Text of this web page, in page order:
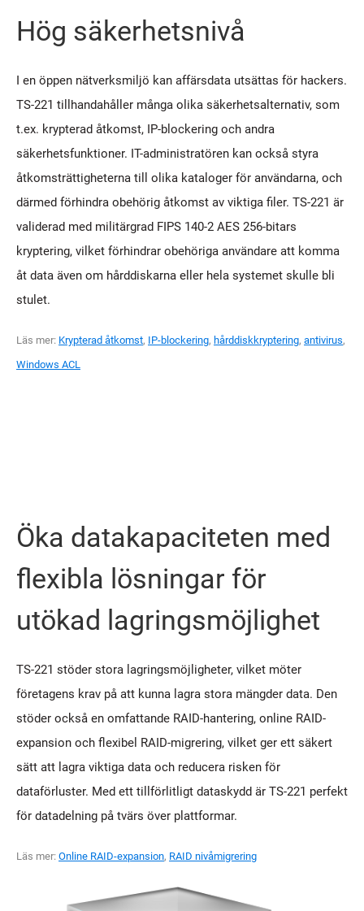
Hög säkerhetsnivå
I en öppen nätverksmiljö kan affärsdata utsättas för hackers.
TS-221 tillhandahåller många olika säkerhetsalternativ, som
t.ex. krypterad åtkomst, IP-blockering och andra
säkerhetsfunktioner. IT-administratören kan också styra
åtkomsträttigheterna till olika kataloger för användarna, och
därmed förhindra obehörig åtkomst av viktiga filer. TS-221 är
validerad med militärgrad FIPS 140-2 AES 256-bitars
kryptering, vilket förhindrar obehöriga användare att komma
åt data även om hårddiskarna eller hela systemet skulle bli
stulet.
Läs mer: Krypterad åtkomst, IP-blockering, hårddiskkryptering, antivirus,
Windows ACL
Öka datakapaciteten med
flexibla lösningar för
utökad lagringsmöjlighet
TS-221 stöder stora lagringsmöjligheter, vilket möter
företagens krav på att kunna lagra stora mängder data. Den
stöder också en omfattande RAID-hantering, online RAID-
expansion och flexibel RAID-migrering, vilket ger ett säkert
sätt att lagra viktiga data och reducera risken för
dataförluster. Med ett tillförlitligt dataskydd är TS-221 perfekt
för datadelning på tvärs över plattformar.
Läs mer: Online RAID-expansion, RAID nivåmigrering